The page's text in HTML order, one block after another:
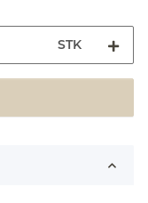
STK